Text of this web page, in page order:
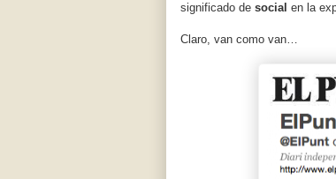
significado de social en la
Claro, van como van…